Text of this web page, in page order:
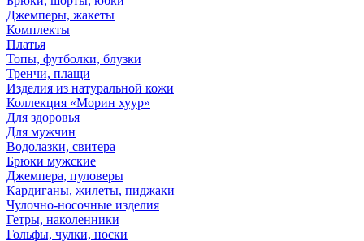
Джемперы, жакеты
Комплекты
Платья
Топы, футболки, блузки
Тренчи, плащи
Изделия из натуральной кожи
Коллекция «Морин хуур»
Для здоровья
Для мужчин
Водолазки, свитера
Брюки мужские
Джемпера, пуловеры
Кардиганы, жилеты, пиджаки
Чулочно-носочные изделия
Гетры, наколенники
Гольфы, чулки, носки